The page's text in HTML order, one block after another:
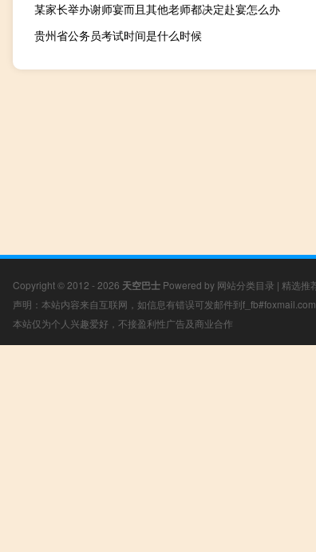
某家长举办谢师宴而且其他老师都决定赴宴怎么办
贵州省公务员考试时间是什么时候
Copyright © 2012 - 2026 天空巴士 Powered by 网站分类目录 | 精选推
声明：本站内容来自互联网，如信息有错误可发邮件到
本站仅为个人兴趣爱好，不接盈利性广告及商业合作